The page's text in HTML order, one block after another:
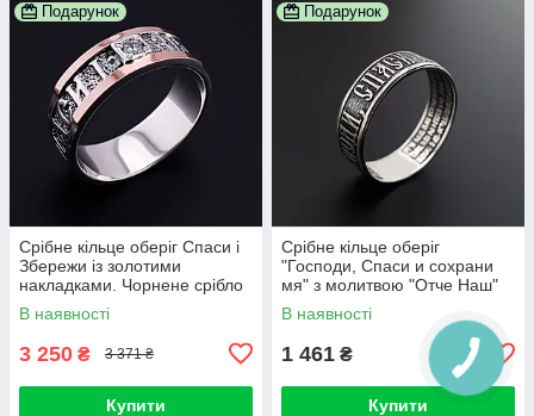
Подарунок
Срібне кільце оберіг Спаси і
Збережи із золотими
накладками. Чорнене срібло
925 розмір 20
В наявності
3 250 ₴ 3 371 ₴
Купити
Подарунок
Срібне кільце оберіг
"Господи, Спаси и сохрани
мя" з молитвою "Отче Наш"
В наявності
1 461 ₴
Купити